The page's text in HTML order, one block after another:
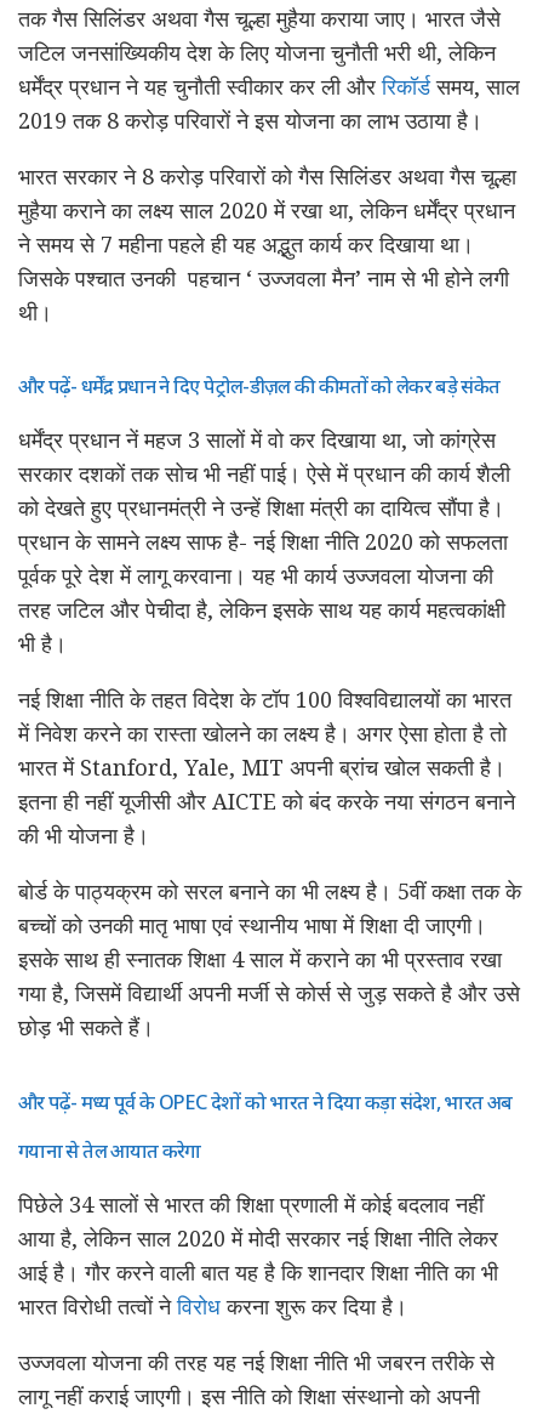
तक गैस सिलिंडर अथवा गैस चूल्हा मुहैया कराया जाए। भारत जैसे
जटिल जनसांख्यिकीय देश के लिए योजना चुनौती भरी थी, लेकिन
धर्मेंद्र प्रधान ने यह चुनौती स्वीकार कर ली औररिकॉर्डसमय, साल
2019 तक 8 करोड़ परिवारों ने इस योजना का लाभ उठाया है।
भारत सरकार ने 8 करोड़ परिवारों को गैस सिलिंडर अथवा गैस चूल्हा
मुहैया कराने का लक्ष्य साल 2020 में रखा था, लेकिन धर्मेंद्र प्रधान
ने समय से 7 महीना पहले ही यह अद्भुत कार्य कर दिखाया था।
जिसके पश्चात उनकी पहचान ‘ उज्जवला मैन’ नाम से भी होने लगी
थी।
और पढ़ें- धर्मेंद्र प्रधान ने दिए पेट्रोल-डीज़ल की कीमतों को लेकर बड़े संकेत
धर्मेंद्र प्रधान नें महज 3 सालों में वो कर दिखाया था, जो कांग्रेस
सरकार दशकों तक सोच भी नहीं पाई। ऐसे में प्रधान की कार्य शैली
को देखते हुए प्रधानमंत्री ने उन्हें शिक्षा मंत्री का दायित्व सौंपा है।
प्रधान के सामने लक्ष्य साफ है- नई शिक्षा नीति 2020 को सफलता
पूर्वक पूरे देश में लागू करवाना। यह भी कार्य उज्जवला योजना की
तरह जटिल और पेचीदा है, लेकिन इसके साथ यह कार्य महत्वकांक्षी
भी है।
नई शिक्षा नीति के तहत विदेश के टॉप 100 विश्वविद्यालयों का भारत
में निवेश करने का रास्ता खोलने का लक्ष्य है। अगर ऐसा होता है तो
भारत में Stanford, Yale, MIT अपनी ब्रांच खोल सकती है।
इतना ही नहीं यूजीसी और AICTE को बंद करके नया संगठन बनाने
की भी योजना है।
बोर्ड के पाठ्यक्रम को सरल बनाने का भी लक्ष्य है। 5वीं कक्षा तक के
बच्चों को उनकी मातृ भाषा एवं स्थानीय भाषा में शिक्षा दी जाएगी।
इसके साथ ही स्नातक शिक्षा 4 साल में कराने का भी प्रस्ताव रखा
गया है, जिसमें विद्यार्थी अपनी मर्जी से कोर्स से जुड़ सकते है और उसे
छोड़ भी सकते हैं।
और पढ़ें- मध्य पूर्व के OPEC देशों को भारत ने दिया कड़ा संदेश, भारत अब
गयाना से तेल आयात करेगा
पिछेले 34 सालों से भारत की शिक्षा प्रणाली में कोई बदलाव नहीं
आया है, लेकिन साल 2020 में मोदी सरकार नई शिक्षा नीति लेकर
आई है। गौर करने वाली बात यह है कि शानदार शिक्षा नीति का भी
भारत विरोधी तत्वों नेविरोधकरना शुरू कर दिया है।
उज्जवला योजना की तरह यह नई शिक्षा नीति भी जबरन तरीके से
लागू नहीं कराई जाएगी। इस नीति को शिक्षा संस्थानो को अपनी